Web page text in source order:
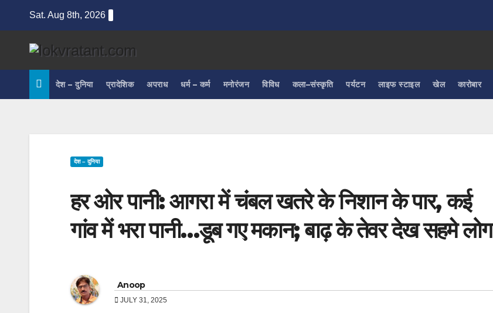
content
Sat. Aug 8th, 2026
देश – दुनिया प्रादेशिक अपराध धर्म – कर्म मनोरंजन विविध कला–संस्कृति पर्यटन लाइफ स्टाइल खेल कारोबार
देश – दुनिया
हर ओर पानी: आगरा में चंबल खतरे के निशान के पार, कई
गांव में भरा पानी…डूब गए मकान; बाढ़ के तेवर देख सहमे लोग
Anoop
JULY 31, 2025